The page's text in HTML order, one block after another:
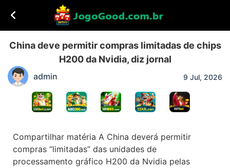
China deve permitir compras limitadas de chips
H200 da Nvidia, diz jornal
admin 9 Jul, 2026
Compartilhar matéria A China deverá permitir
compras “limitadas” das unidades de
processamento gráfico H200 da Nvidia pelas